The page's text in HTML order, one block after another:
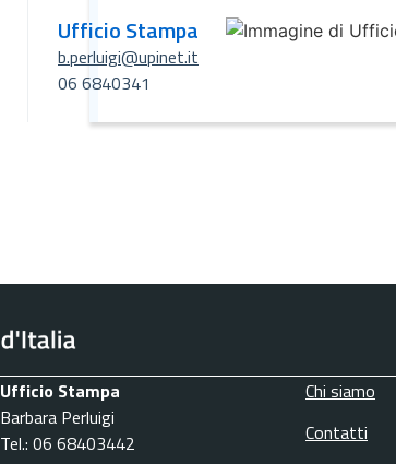
Ufficio Stampa
b.perluigi@upinet.it
06 6840341
Ufficio Stampa
Barbara Perluigi
Tel.: 06 68403442
Chi siamo
Contatti